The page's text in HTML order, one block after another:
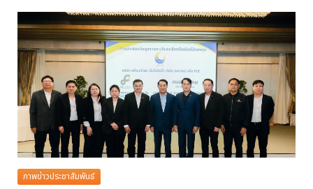
ภาพข่าวประชาสัมพันธ์